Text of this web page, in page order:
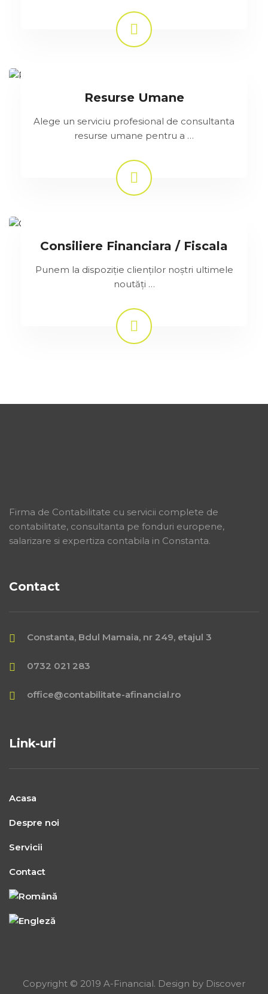
Resurse Umane
Alege un serviciu profesional de consultanta
resurse umane pentru a …
Consiliere Financiara / Fiscala
Punem la dispoziție clienților noștri ultimele
noutăți …
Firma de Contabilitate cu servicii complete de
contabilitate, consultanta pe fonduri europene,
salarizare si expertiza contabila in Constanta.
Contact
Constanta, Bdul Mamaia, nr 249, etajul 3
0732 021 283
office@contabilitate-afinancial.ro
Link-uri
Acasa
Despre noi
Servicii
Contact
Copyright © 2019 A-Financial. Design by Discover